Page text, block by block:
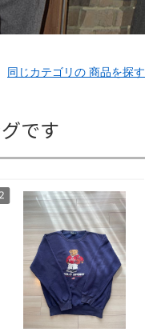
同じカテゴリの 商品を探す
です